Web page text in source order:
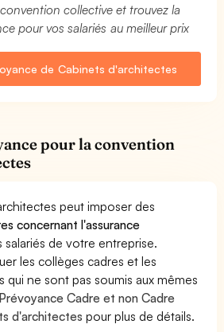
collective et trouvez la
pour vos salariés au meilleur prix
de Cabinets d'architectes
pour la convention
peut imposer des
concernant l'assurance
salariés de votre entreprise.
les collèges cadres et les
ne sont pas soumis aux mêmes
Prévoyance Cadre et non Cadre
d'architectes pour plus de détails.